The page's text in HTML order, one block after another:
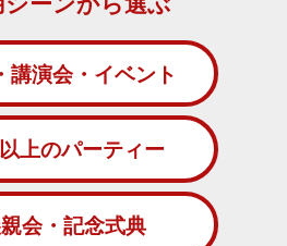
講演会・イベント
上のパーティー
会・記念式典